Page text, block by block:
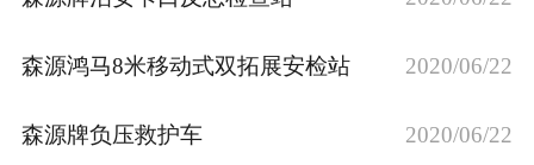
成功案例
资讯中心
售后服务
森源鸿马8米移动式双拓展安检站 2020/06/22
森源牌负压救护车 2020/06/22